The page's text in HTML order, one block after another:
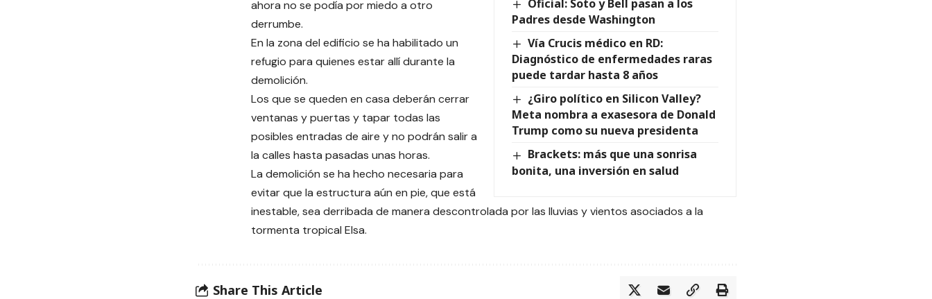
Oficial: Soto y Bell pasan a los
Padres desde Washington
Vía Crucis médico en RD:
Diagnóstico de enfermedades raras
puede tardar hasta 8 años
¿Giro político en Silicon Valley?
Meta nombra a exasesora de Donald
Trump como su nueva presidenta
Brackets: más que una sonrisa
bonita, una inversión en salud
ahora no se podía por miedo a otro
derrumbe.
En la zona del edificio se ha habilitado un
refugio para quienes estar allí durante la
demolición.
Los que se queden en casa deberán cerrar
ventanas y puertas y tapar todas las
posibles entradas de aire y no podrán salir a
la calles hasta pasadas unas horas.
La demolición se ha hecho necesaria para
evitar que la estructura aún en pie, que está
inestable, sea derribada de manera descontrolada por las lluvias y vientos asociados a la
tormenta tropical Elsa.
Share This Article